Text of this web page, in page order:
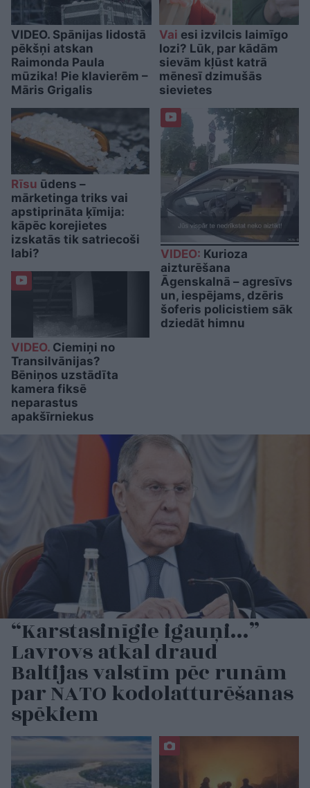
VIDEO. Spānijas lidostā
pēkšņi atskan
Raimonda Paula
mūzika! Pie klavierēm –
Māris Grigalis
Vai esi izvilcis laimīgo
lozi? Lūk, par kādām
sievām kļūst katrā
mēnesī dzimušās
sievietes
Rīsu ūdens –
mārketinga triks vai
apstiprināta ķīmija:
kāpēc korejietes
izskatās tik satriecoši
labi?
VIDEO. Ciemiņi no
Transilvānijas?
Bēniņos uzstādīta
kamera fiksē
neparastus
apakšīrniekus
VIDEO: Kurioza
aizturēšana
Āgenskalnā – agresīvs
un, iespējams, dzēris
šoferis policistiem sāk
dziedāt himnu
“Karstasinīgie igauņi…”
Lavrovs atkal draud
Baltijas valstīm pēc runām
par NATO kodolatturēšanas
spēkiem